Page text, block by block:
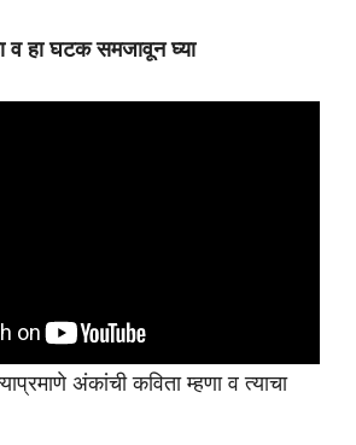
व हा घटक समजावून घ्या
अंकांची कविता म्हणा व त्याचा